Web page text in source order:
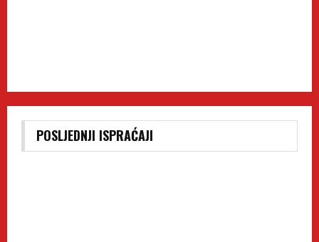
POSLJEDNJI ISPRAĆAJI